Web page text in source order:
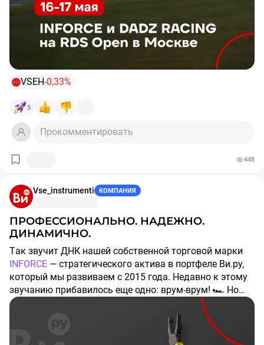
А вы следите за автоспортом? Или, может, уже
опробовали инструмент INFORCE? Ставьте реакции, и
пусть вас радуют победы любимой команды или
надежный инструмент ;)
#брендыВИ #INFORCE
#СТМ
$VSEH
VSEH-0,33%
5
Прокомментировать
448
Vse_instrumenti КОМПАНИЯ
ПРОФЕССИОНАЛЬНО. НАДЕЖНО.
ДИНАМИЧНО.
Так звучит ДНК нашей собственной торговой марки
INFORCE — стратегического актива в портфеле Ви.ру,
который мы развиваем с 2015 года. Недавно к этому
звучанию прибавилось еще одно: врум-врум! 🏎 Но
обо всем по порядку 🙂
INFORCE для нас больше, чем просто бренд:
▪️ Это 700+ товаров для профессионалов: от
авторемонта до строительства, созданных для